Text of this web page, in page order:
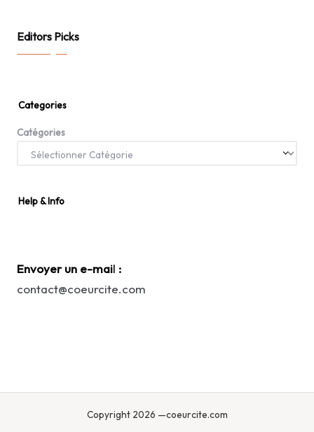
Editors Picks
Categories
Catégories
Help & Info
Envoyer un e-mail :
contact@coeurcite.com
Copyright 2026 —coeurcite.com